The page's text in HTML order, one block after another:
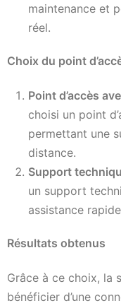
maintenance et
réel.
Choix du point
Point d’accès
choisi un point
permettant une
distance.
Support
un support
assistance
Résultats obtenus
Grâce à ce choix, la
bénéficier d’une